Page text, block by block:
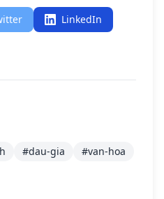
LinkedIn
#dau-gia
#van-hoa